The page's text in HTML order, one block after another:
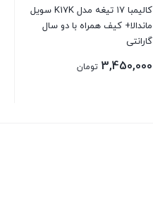
کالیمبا ۱۷ تیغه مدل K17K سویل
ماندالا+ کیف همراه با دو سال
گارانتی
3,450,000 تومان